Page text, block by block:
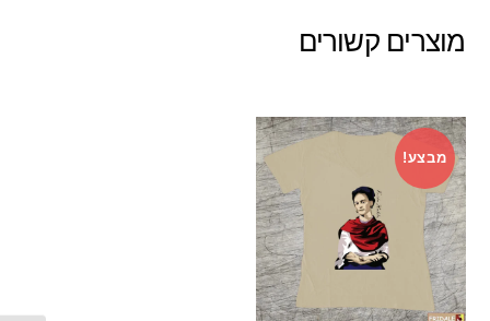
מוצרים קשורים
מבצע!